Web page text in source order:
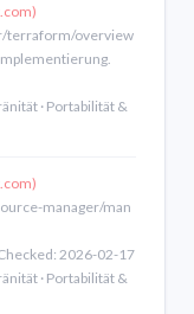
terraform/overview
· Portabilität &
manager/man
2026-02-17
· Portabilität &